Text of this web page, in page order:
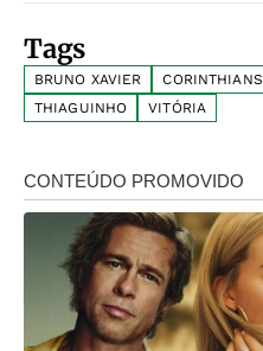
Tags
BRUNO XAVIER CORINTHIANS
THIAGUINHO
VITÓRIA